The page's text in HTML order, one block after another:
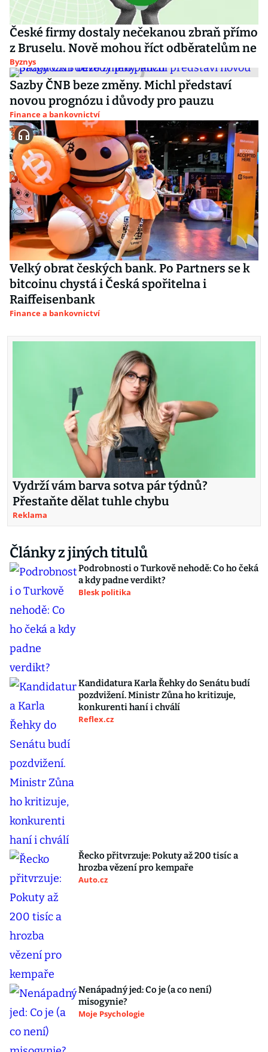
České firmy dostaly nečekanou zbraň přímo
z Bruselu. Nově mohou říct odběratelům ne
Byznys
Sazby ČNB beze změny. Michl představí
novou prognózu i důvody pro pauzu
Finance a bankovnictví
Velký obrat českých bank. Po Partners se k
bitcoinu chystá i Česká spořitelna i
Raiffeisenbank
Finance a bankovnictví
Vydrží vám barva sotva pár týdnů?
Přestaňte dělat tuhle chybu
Reklama
Články z jiných titulů
Podrobnosti o Turkově nehodě: Co ho čeká
a kdy padne verdikt?
Blesk politika
Kandidatura Karla Řehky do Senátu budí
pozdvižení. Ministr Zůna ho kritizuje,
konkurenti haní i chválí
Reflex.cz
Řecko přitvrzuje: Pokuty až 200 tisíc a
hrozba vězení pro kempaře
Auto.cz
Nenápadný jed: Co je (a co není)
misogynie?
Moje Psychologie